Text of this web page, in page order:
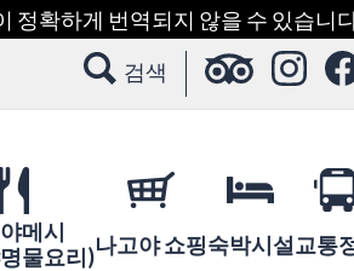
정확하게 번역되지 않을 수 있습니
검색
메시
물요리)나고야 쇼핑숙박시설교통